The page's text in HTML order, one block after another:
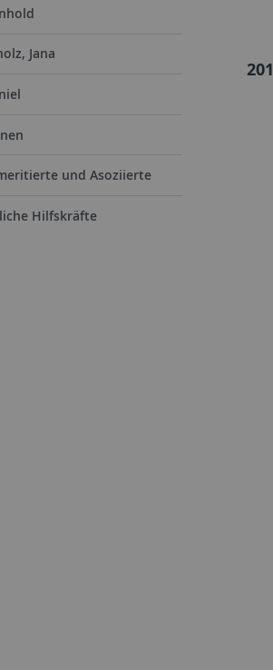
Jana
und Asoziierte
Hilfskräfte